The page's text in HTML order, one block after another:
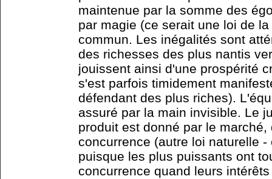
maintenue par la somme des
par magie (ce serait une loi de
commun. Les inégalités sont
des richesses des plus nantis
jouissent ainsi d'une prospérité
s'est parfois timidement
défendant des plus riches).
assuré par la main invisible. Le
produit est donné par le
concurrence (autre loi naturelle
puisque les plus puissants ont
concurrence quand leurs